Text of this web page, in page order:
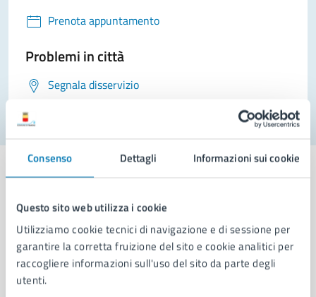
Consenso Dettagli Informazioni sui cookie
Questo sito web utilizza i cookie
Utilizziamo cookie tecnici di navigazione e di sessione per
garantire la corretta fruizione del sito e cookie analitici per
raccogliere informazioni sull'uso del sito da parte degli
utenti.
Prenota appuntamento
Problemi in città
Segnala disservizio
Comune di Napoli
AMMINISTRAZIONE
Aree amministrative